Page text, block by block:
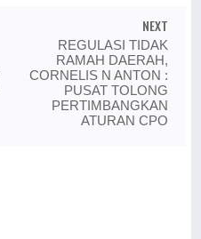
NEXT
REGULASI TIDAK
RAMAH DAERAH,
CORNELIS N ANTON :
PUSAT TOLONG
PERTIMBANGKAN
ATURAN CPO